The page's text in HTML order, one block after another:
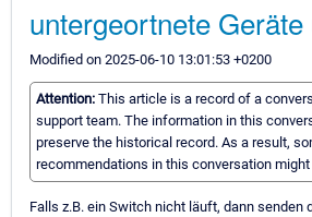
untergeortnete
Modified on 2025-06-10 13:01:53 +0200
Attention: This article is a record of a
support team. The information in this
preserve the historical record. As a result,
recommendations in this conversation might
Falls z.B. ein Switch nicht läuft, dann senden